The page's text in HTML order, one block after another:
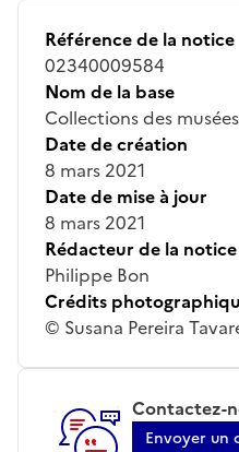
Référence de la notice
02340009584
Nom de la base
Collections des
Date de création
8 mars 2021
Date de mise à jour
8 mars 2021
Rédacteur de la notice
Philippe Bon
Crédits
© Susana Pereira
Contactez-
Envoyer un